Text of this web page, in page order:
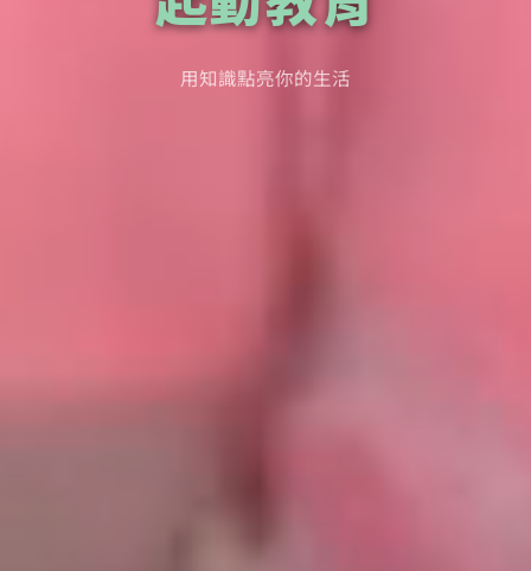
用知識點亮你的生活